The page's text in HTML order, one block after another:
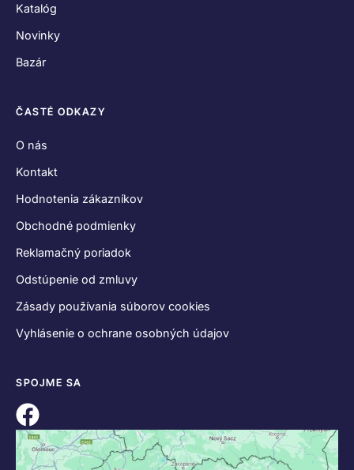
Katalóg
Novinky
Bazár
ČASTÉ ODKAZY
O nás
Kontakt
Hodnotenia zákazníkov
Obchodné podmienky
Reklamačný poriadok
Odstúpenie od zmluvy
Zásady používania súborov cookies
Vyhlásenie o ochrane osobných údajov
SPOJME SA